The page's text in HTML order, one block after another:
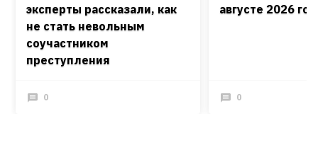
эксперты рассказали, как
не стать невольным
соучастником
преступления
0
августе 2026
0